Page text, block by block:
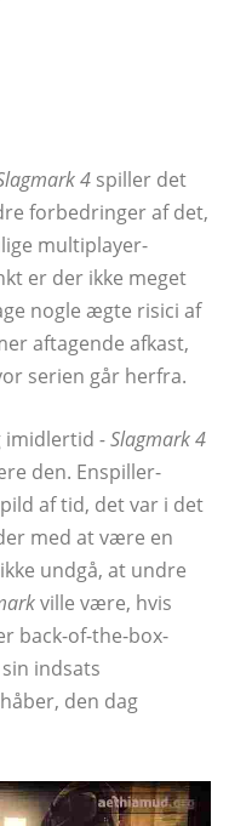
4 spiller det
forbedringer af det,
multiplayer-
er der ikke meget
nogle ægte risici af
aftagende afkast,
serien går herfra.
imidlertid - Slagmark 4
den. Enspiller-
af tid, det var i det
med at være en
undgå, at undre
ville være, hvis
back-of-the-box-
indsats
den dag